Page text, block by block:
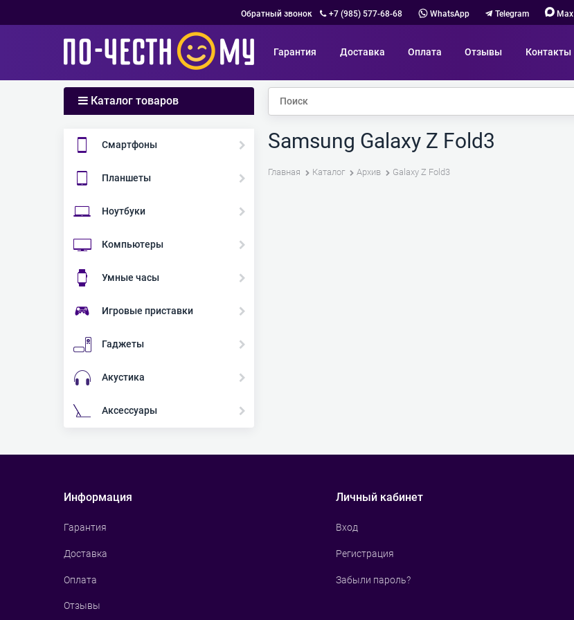
Обратный звонок +7 (985) 577-68-68 WhatsApp Telegram Max
Гарантия Доставка Оплата Отзывы Контакты
Каталог товаров
Смартфоны
Планшеты
Ноутбуки
Компьютеры
Умные часы
Игровые приставки
Гаджеты
Акустика
Аксессуары
Samsung Galaxy Z Fold3
Главная Каталог Архив Galaxy Z Fold3
Информация
Гарантия
Доставка
Оплата
Отзывы
Личный кабинет
Вход
Регистрация
Забыли пароль?